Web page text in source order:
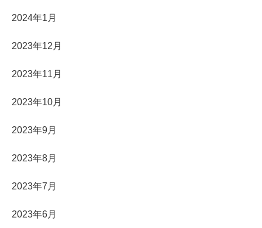
2024年1月
2023年12月
2023年11月
2023年10月
2023年9月
2023年8月
2023年7月
2023年6月